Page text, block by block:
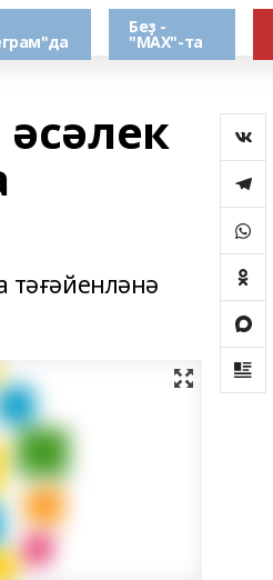
Беҙ -
"МАХ"-та
тәғәйенләнә